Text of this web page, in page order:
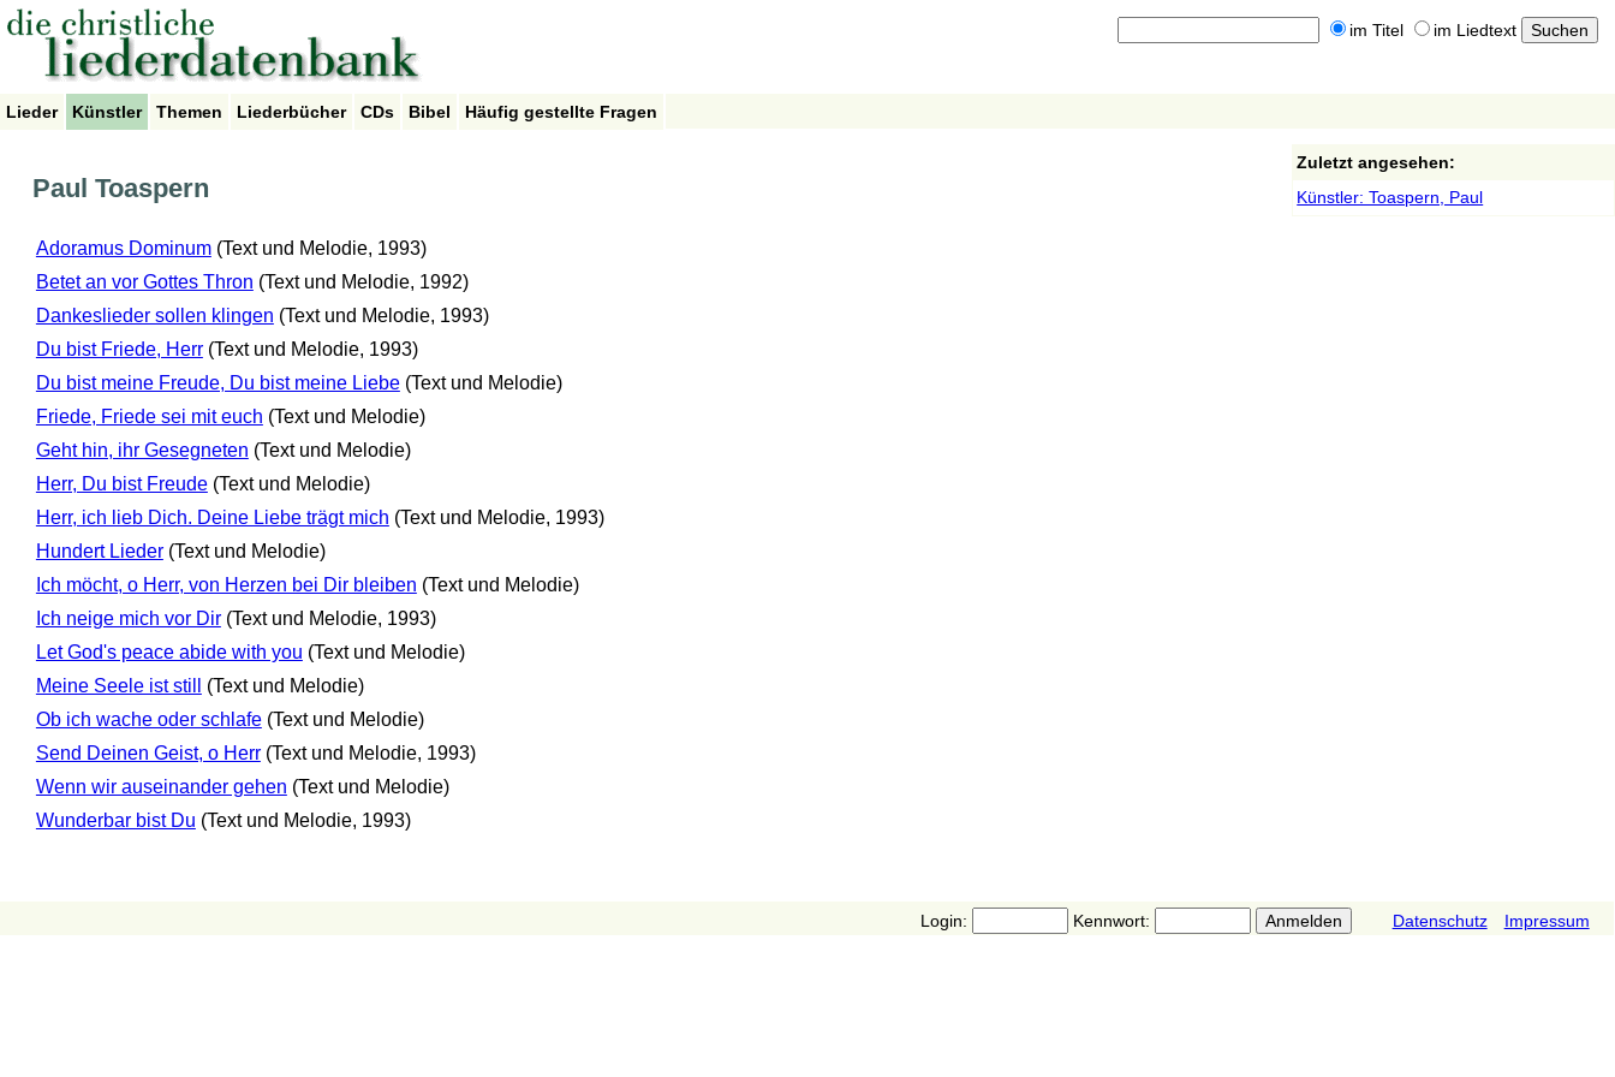
im Titel im Liedtext
Lieder Künstler Themen Liederbücher CDs Bibel Häufig gestellte Fragen
Paul Toaspern
Adoramus Dominum (Text und Melodie, 1993)
Betet an vor Gottes Thron (Text und Melodie, 1992)
Dankeslieder sollen klingen (Text und Melodie, 1993)
Du bist Friede, Herr (Text und Melodie, 1993)
Du bist meine Freude, Du bist meine Liebe (Text und Melodie)
Friede, Friede sei mit euch (Text und Melodie)
Geht hin, ihr Gesegneten (Text und Melodie)
Herr, Du bist Freude (Text und Melodie)
Herr, ich lieb Dich. Deine Liebe trägt mich (Text und Melodie, 1993)
Hundert Lieder (Text und Melodie)
Ich möcht, o Herr, von Herzen bei Dir bleiben (Text und Melodie)
Ich neige mich vor Dir (Text und Melodie, 1993)
Let God's peace abide with you (Text und Melodie)
Meine Seele ist still
(Text und Melodie)
Ob ich wache oder schlafe (Text und Melodie)
Send Deinen Geist, o Herr (Text und Melodie, 1993)
Wenn wir auseinander gehen (Text und Melodie)
Wunderbar bist Du (Text und Melodie, 1993)
Zuletzt angesehen:
Künstler: Toaspern, Paul
Login: Kennwort: Datenschutz Impressum